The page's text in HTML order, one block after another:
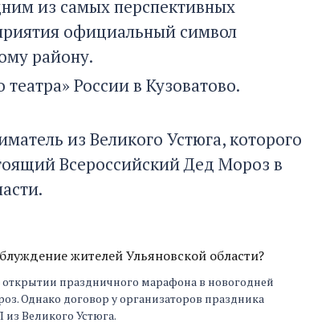
из самых перспективных
официальный символ
району.
России в Кузоватово.
из Великого Устюга, которого
Всероссийский Дед Мороз в
жителей Ульяновской области?
праздничного марафона в новогодней
Однако договор у организаторов праздника
Великого Устюга.